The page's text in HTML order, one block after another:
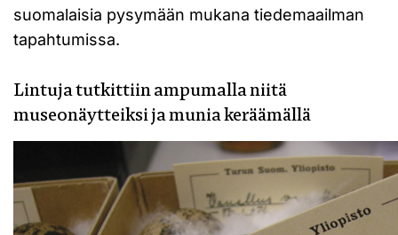
suomalaisia pysymään mukana tiedemaailman
tapahtumissa.
Lintuja tutkittiin ampumalla niitä
museonäytteiksi ja munia keräämällä